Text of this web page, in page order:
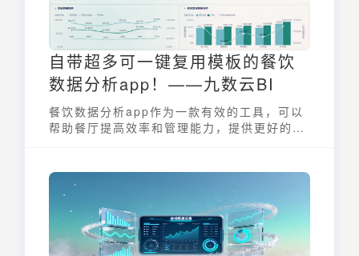
自带超多可一键复用模板的餐饮
数据分析app！——九数云BI
餐饮数据分析app作为一款有效的工具，可以
帮助餐厅提高效率和管理能力，提供更好的服